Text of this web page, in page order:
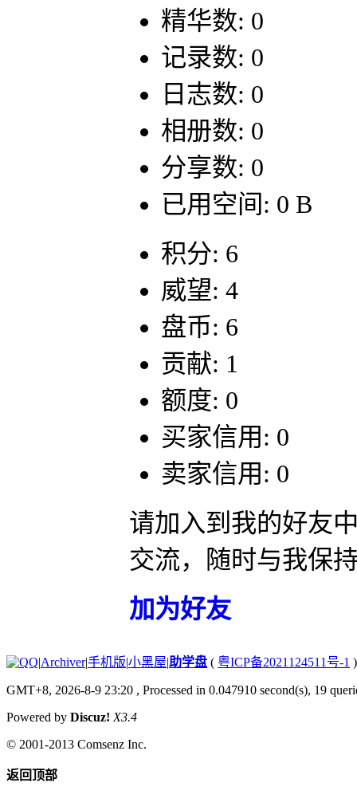
精华数: 0
记录数: 0
日志数: 0
相册数: 0
分享数: 0
已用空间: 0 B
积分: 6
威望: 4
盘币: 6
贡献: 1
额度: 0
买家信用: 0
卖家信用: 0
请加入到我的好友
交流，随时与我保
加为好友
|Archiver|手机版|小黑屋|助学盘 ( 粤ICP备2021124511号-1 )
GMT+8, 2026-8-9 23:20 , Processed in 0.047910 second(s), 19
Powered by Discuz! X3.4
© 2001-2013 Comsenz Inc.
返回顶部